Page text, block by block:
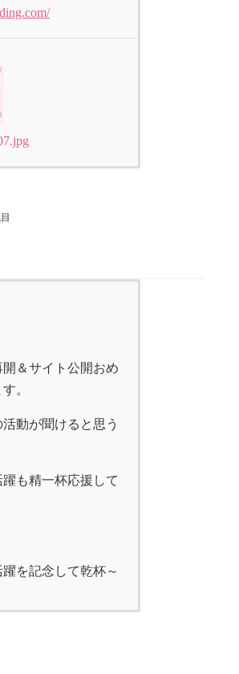
＆サイト公開おめ
。
動が聞けると思う
も精一杯応援して
を記念して乾杯～